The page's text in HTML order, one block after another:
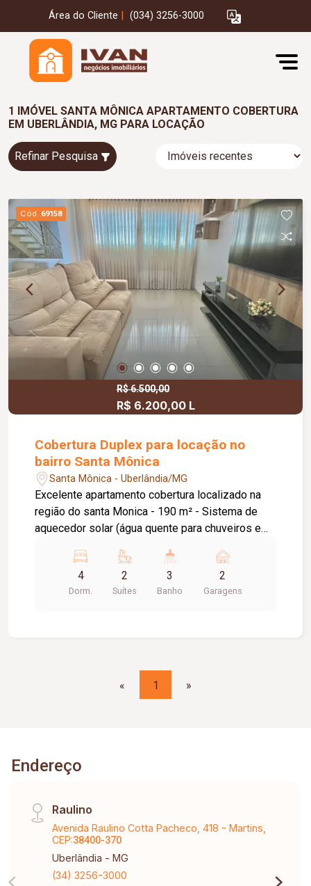
Área do Cliente (034) 3256-3000
1 IMÓVEL SANTA MÔNICA APARTAMENTO COBERTURA
EM UBERLÂNDIA, MG PARA LOCAÇÃO
Refinar Pesquisa
Cód. 69158
R$ 6.500,00
R$ 6.200,00 L
Cobertura Duplex para locação no
bairro Santa Mônica
Santa Mônica - Uberlândia/MG
Excelente apartamento cobertura localizado na
região do santa Monica - 190 m² - Sistema de
aquecedor solar (água quente para chuveiros e
presas), sendo uma coberta. Cabem até 03 carros
- Condomínio (incluso água e gás), Sem portaria
24 horas - Terceiro e Quarto andar, Com elevador.
área Gourmet climatizada (ar condicionado),
Ofurô, Churrasqueira e vista de todos os lados,
4
Dorm.
2
Suítes
3
Banho
2
Garagens
« 1 »
Endereço
Raulino
Avenida Raulino Cotta Pacheco, 418 - Martins,
CEP:38400-370
Uberlândia - MG
(34) 3256-3000